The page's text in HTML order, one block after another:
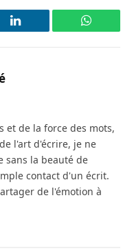
LinkedIn
et de la force des mots,
l'art d'écrire, je ne
sans la beauté de
contact d'un écrit.
de l'émotion à